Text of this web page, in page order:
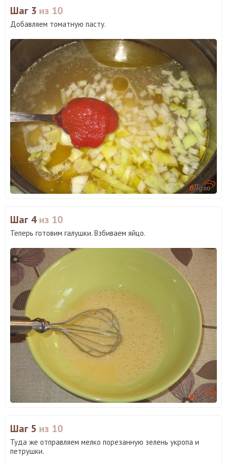
Шаг 3 из 10
Добавляем томатную пасту.
Шаг 4из 10
Теперь готовим галушки. Взбиваем яйцо.
Шаг 5 из 10
Туда же отправляем мелко порезанную зелень укропа и
петрушки.